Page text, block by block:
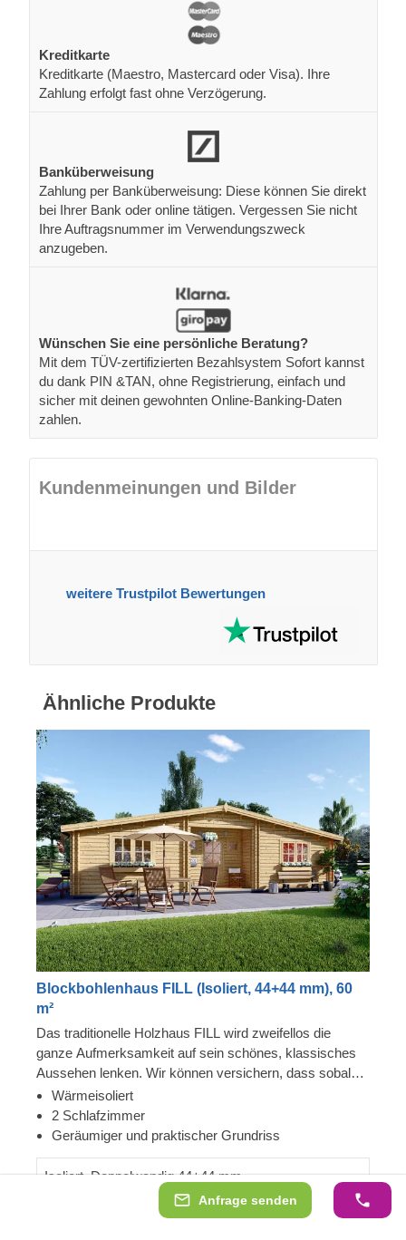
Kreditkarte
Kreditkarte (Maestro, Mastercard oder Visa). Ihre
Zahlung erfolgt fast ohne Verzögerung.
Banküberweisung
Zahlung per Banküberweisung: Diese können Sie direkt
bei Ihrer Bank oder online tätigen. Vergessen Sie nicht
Ihre Auftragsnummer im Verwendungszweck
anzugeben.
Wünschen Sie eine persönliche Beratung?
Mit dem TÜV-zertifizierten Bezahlsystem Sofort kannst
du dank PIN &TAN, ohne Registrierung, einfach und
sicher mit deinen gewohnten Online-Banking-Daten
zahlen.
Kundenmeinungen und Bilder
weitere Trustpilot Bewertungen
Anfrage senden
Ähnliche Produkte
Blockbohlenhaus FILL (Isoliert, 44+44 mm), 60
m²
Das traditionelle Holzhaus FILL wird zweifellos die
ganze Aufmerksamkeit auf sein schönes, klassisches
Aussehen lenken. Wir können versichern, dass sobald
Sie dieses charmante Haus betreten und den Geruch
von natürlichem Nadelholz wahrnehmen, alle
Alltagssorgen und Herausforderungen vergessen sind.
Hauptwohnbereich und die Schlafzimmer auf den
gegenüberliegenden Seiten des Hauses befinden, was
eine hervorragende Atmosphäre der Entspannung und
Wärmeisoliert
2 Schlafzimmer
Geräumiger und praktischer Grundriss
Isoliert, Doppelwandig 44+44 mm
28.041,00 € -795,00 €